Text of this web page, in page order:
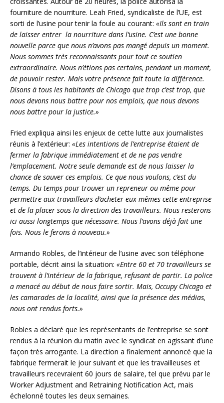
fourniture de nourriture. Leah Fried, syndicaliste de l’UE, est
sorti de l’usine pour tenir la foule au courant: «Ils sont en train
de laisser entrer la nourriture dans l’usine. C’est une bonne
nouvelle parce que nous n’avons pas mangé depuis un moment.
Nous sommes très reconnaissants pour tout ce soutien
extraordinaire. Nous n’étions pas certains, pendant un moment,
de pouvoir rester. Mais votre présence fait toute la différence.
Disons à tous les habitants de Chicago que trop c’est trop, que
nous devons nous battre pour nos emplois, que nous devons
nous battre pour la justice.»
Fried expliqua ainsi les enjeux de cette lutte aux journalistes
réunis à l’extérieur: «Les intentions de l’entreprise étaient de
fermer la fabrique immédiatement et de ne pas vendre
l’emplacement. Notre seule demande est de nous laisser la
chance de sauver ces emplois. Ce que nous voulons, c’est du
temps. Du temps pour trouver un repreneur ou même pour
permettre aux travailleurs d’acheter eux-mêmes cette entreprise
et de la placer sous la direction des travailleurs. Nous resterons
ici aussi longtemps que nécessaire. Nous l’avons déjà fait une
fois. Nous le ferons à nouveau.»
Armando Robles, de l’intérieur de l’usine avec son téléphone
portable, décrit ainsi la situation: «Entre 60 et 70 travailleurs se
trouvent à l’intérieur de la fabrique, refusant de partir. La police
a menacé au début de nous faire sortir. Mais, Occupy Chicago et
les camarades de la localité, ainsi que la présence des médias,
nous ont rendus forts.»
Robles a déclaré que les représentants de l’entreprise se sont
rendus à la réunion du matin avec le syndicat en agissant d’une
façon très arrogante. La direction a finalement annoncé que la
fabrique fermerait le jour suivant et que les travailleuses et
travailleurs recevraient 60 jours de salaire, tel que prévu par le
Worker Adjustment and Retraining Notification Act, mais
échelonné toutes les deux semaines.